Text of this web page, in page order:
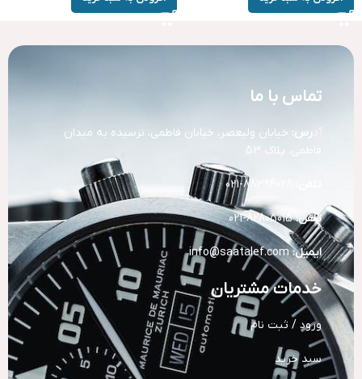
تماس با ما
رس: خیابان ولیعصر، خیابان فاطمی، نرسیده به میدان
فاطمی، پلاک 53
تلفن:82805015-021
ایمیل: info@saatalef.com
خدمات مشتریان
ورود / ثبت نام
سبد خرید